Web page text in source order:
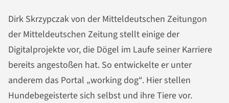
Dirk Skrzypczak von der Mitteldeutschen Zeitungon
der Mitteldeutschen Zeitung stellt einige der
Digitalprojekte vor, die Dögel im Laufe seiner Karriere
bereits angestoßen hat. So entwickelte er unter
anderem das Portal „working dog“. Hier stellen
Hundebegeisterte sich selbst und ihre Tiere vor.